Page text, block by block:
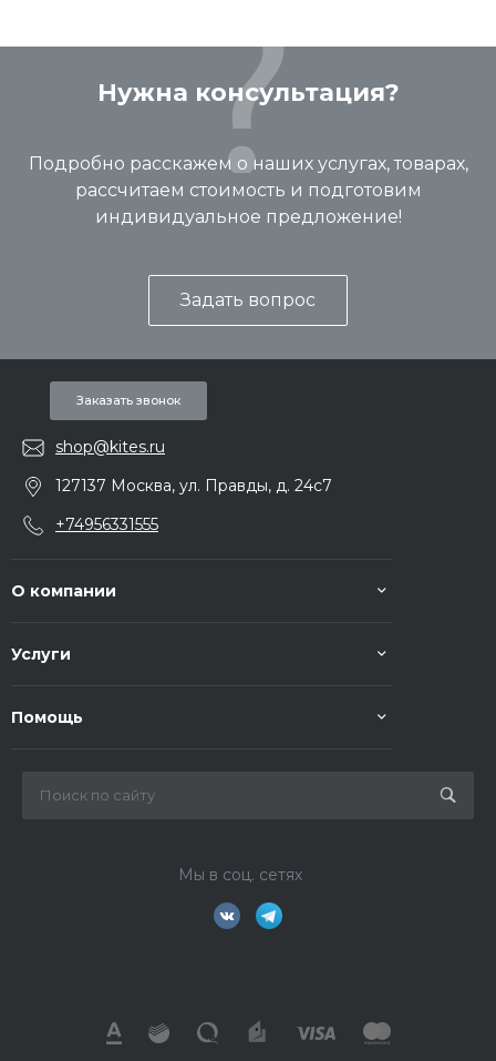
Нужна консультация?
Подробно расскажем о наших услугах, товарах,
рассчитаем стоимость и подготовим
индивидуальное предложение!
Задать вопрос
Заказать звонок
shop@kites.ru
127137 Москва, ул. Правды, д. 24с7
+74956331555
О компании
Услуги
Помощь
Мы в соц. сетях